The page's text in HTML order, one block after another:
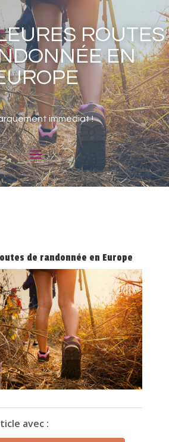
ROUTES
EN
immédiat !
de randonnée en Europe
avec :